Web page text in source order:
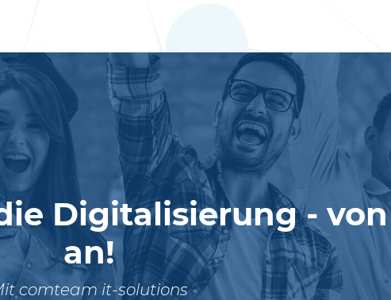
Digitalisierung -
an!
comteam it-solutions